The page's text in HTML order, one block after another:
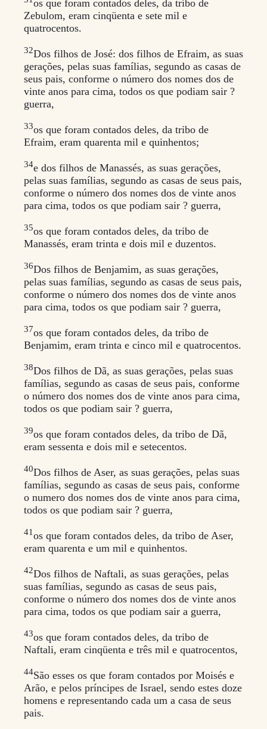
os que foram contados deles, da tribo de
Zebulom, eram cinqüenta e sete mil e
quatrocentos.
32Dos filhos de José: dos filhos de Efraim, as suas
gerações, pelas suas famílias, segundo as casas de
seus pais, conforme o número dos nomes dos de
vinte anos para cima, todos os que podiam sair ?
guerra,
33os que foram contados deles, da tribo de
Efraim, eram quarenta mil e quinhentos;
34e dos filhos de Manassés, as suas gerações,
pelas suas famílias, segundo as casas de seus pais,
conforme o número dos nomes dos de vinte anos
para cima, todos os que podiam sair ? guerra,
35os que foram contados deles, da tribo de
Manassés, eram trinta e dois mil e duzentos.
36Dos filhos de Benjamim, as suas gerações,
pelas suas famílias, segundo as casas de seus pais,
conforme o número dos nomes dos de vinte anos
para cima, todos os que podiam sair ? guerra,
37os que foram contados deles, da tribo de
Benjamim, eram trinta e cinco mil e quatrocentos.
38Dos filhos de Dã, as suas gerações, pelas suas
famílias, segundo as casas de seus pais, conforme
o número dos nomes dos de vinte anos para cima,
todos os que podiam sair ? guerra,
39os que foram contados deles, da tribo de Dã,
eram sessenta e dois mil e setecentos.
40Dos filhos de Aser, as suas gerações, pelas suas
famílias, segundo as casas de seus pais, conforme
o numero dos nomes dos de vinte anos para cima,
todos os que podiam sair ? guerra,
41os que foram contados deles, da tribo de Aser,
eram quarenta e um mil e quinhentos.
42Dos filhos de Naftali, as suas gerações, pelas
suas famílias, segundo as casas de seus pais,
conforme o número dos nomes dos de vinte anos
para cima, todos os que podiam sair a guerra,
43os que foram contados deles, da tribo de
Naftali, eram cinqüenta e três mil e quatrocentos,
44São esses os que foram contados por Moisés e
Arão, e pelos príncipes de Israel, sendo estes doze
homens e representando cada um a casa de seus
pais.